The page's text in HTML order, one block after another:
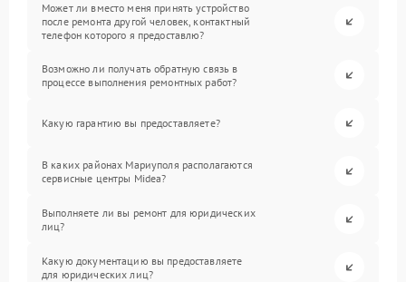
Может ли вместо меня принять устройство
после ремонта другой человек, контактный
телефон которого я предоставлю?
Возможно ли получать обратную связь в
процессе выполнения ремонтных работ?
Какую гарантию вы предоставляете?
В каких районах Мариуполя располагаются
сервисные центры Midea?
Выполняете ли вы ремонт для юридических
лиц?
Какую документацию вы предоставляете
для юридических лиц?